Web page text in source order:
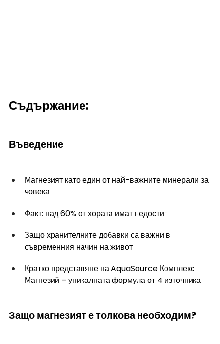
Съдържание:
Въведение
Магнезият като един от най-важните минерали за
човека
Факт: над 60% от хората имат недостиг
Защо хранителните добавки са важни в
съвременния начин на живот
Кратко представяне на AquaSource Комплекс
Магнезий – уникалната формула от 4 източника
Защо магнезият е толкова необходим?